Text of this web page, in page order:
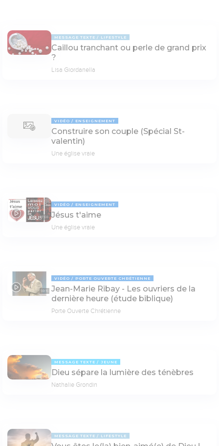
MESSAGE TEXTE LIFESTYLE
Caillou tranchant ou perle de grand prix
?
Lisa Giordanella
VIDÉO ENSEIGNEMENT
Construire son couple (Spécial St-
valentin)
Une église vraie
47:03
VIDÉO ENSEIGNEMENT
Jésus t'aime
Une église vraie
59:15
VIDÉO PORTE OUVERTE CHRÉTIENNE
Jean-Marie Ribay - Les ouvriers de la
dernière heure (étude biblique)
Porte Ouverte Chrétienne
MESSAGE TEXTE JEUNE
Dieu sépare la lumière des ténèbres
Nathalie Grondin
MESSAGE TEXTE LIFESTYLE